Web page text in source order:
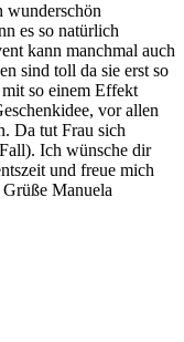
wunderschön
es so natürlich
kann manchmal auch
sind toll da sie erst so
so einem Effekt
vor allen
Da tut Frau sich
Ich wünsche dir
und freue mich
Manuela